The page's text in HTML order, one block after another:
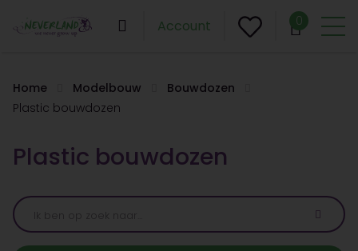
Account 0
Home Modelbouw
Bouwdozen
Plastic bouwdozen
Plastic bouwdozen